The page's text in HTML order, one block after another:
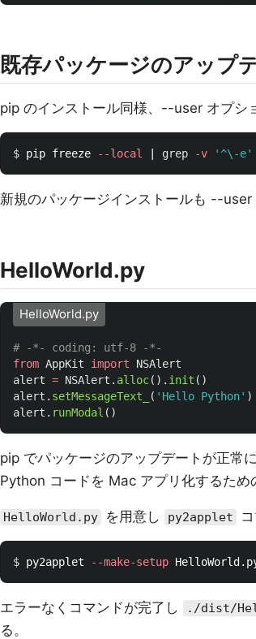
既存パッケージのアップ
pip のインストール同様、--user オプシ
$ pip freeze --local grep -v '^\-e'
新規のパッケージインストールも --user
HelloWorld.py
HelloWorld.py
from AppKit import
NSAlert
alert = NSAlert . alloc(). init ()
alert . setMessageText_ ( ' Hello Python' )
alert . runModal ()
pip でパッケージのアップデートが正常
Python コードを Mac アプリ化するため
HelloWorld.py を用意し py2applet
$ py2applet --make-setup
エラーなくコマンドが完了し ./dist/
る。